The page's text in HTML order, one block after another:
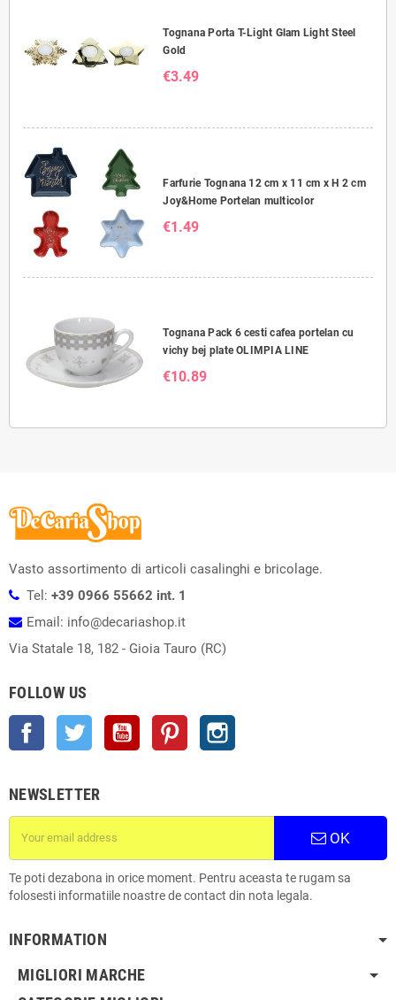
Tognana Porta T-Light Glam Light Steel
Gold
€3.49
Farfurie Tognana 12 cm x 11 cm x H 2 cm
Joy&Home Portelan multicolor
€1.49
Tognana Pack 6 cesti cafea portelan cu
vichy bej plate OLIMPIA LINE
€10.89
Vasto assortimento di articoli casalinghi e bricolage.
Tel: +39 0966 55662 int. 1
Email: info@decariashop.it
Via Statale 18, 182 - Gioia Tauro (RC)
FOLLOW US
Facebook Twitter YouTube Pinterest
NEWSLETTER
OK
Te poti dezabona in orice moment. Pentru aceasta te rugam sa
folosesti informatiile noastre de contact din nota legala.
INFORMATION
MIGLIORI MARCHE